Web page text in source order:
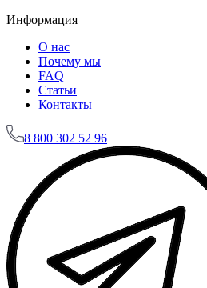
Информация
О нас
Почему мы
FAQ
Статьи
Контакты
8 800 302 52 96